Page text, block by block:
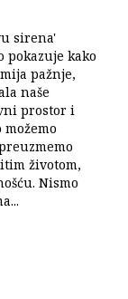
sirena'
kako
pažnje,
naše
prostor i
životom,
Nismo